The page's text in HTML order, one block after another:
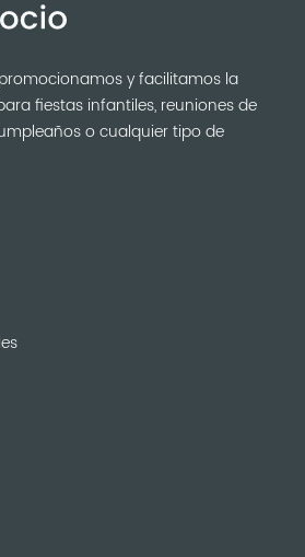
y facilitamos la
fiestas infantiles, reuniones de
o cualquier tipo de